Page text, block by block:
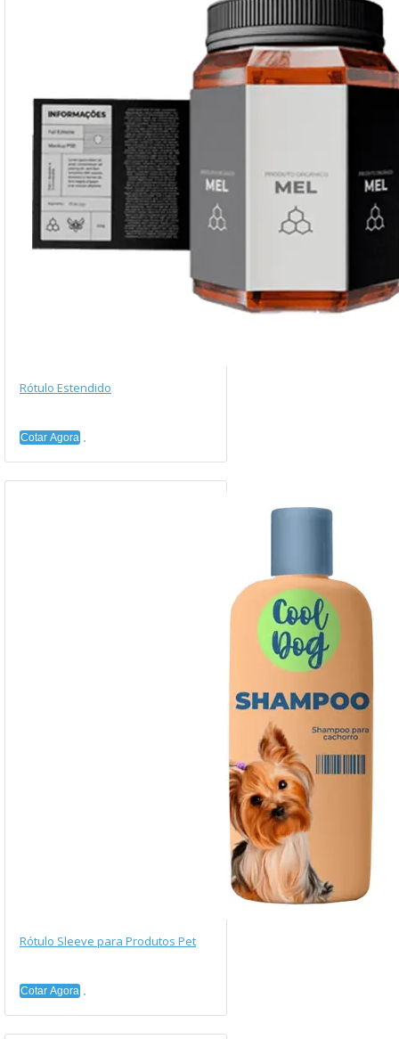
Rótulo Estendido
Cotar Agora
Rótulo Sleeve para Produtos Pet
Cotar Agora